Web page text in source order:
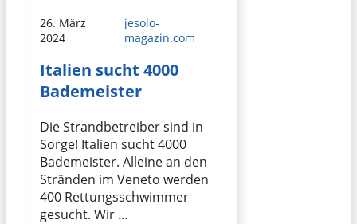
26. März
2024
jesolo-
magazin.com
Italien sucht 4000
Bademeister
Die Strandbetreiber sind in
Sorge! Italien sucht 4000
Bademeister. Alleine an den
Stränden im Veneto werden
400 Rettungsschwimmer
gesucht. Wir …